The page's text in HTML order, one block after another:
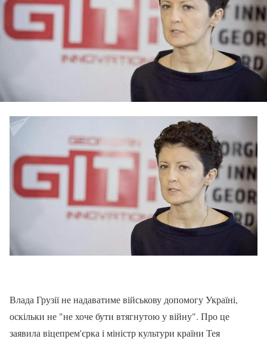
Влада Грузії не надаватиме військову допомогу Україні,
оскільки не "не хоче бути втягнутою у війну". Про це
заявила віцепрем'єрка і міністр культури країни Тея